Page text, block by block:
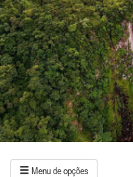
Menu de opções